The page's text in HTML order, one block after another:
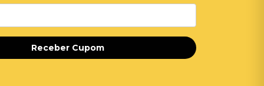
Receber Cupom